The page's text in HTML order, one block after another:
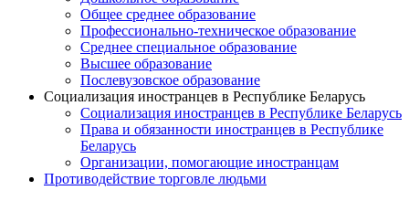
Общее среднее образование
Профессионально-техническое образование
Среднее специальное образование
Высшее образование
Послевузовское образование
Социализация иностранцев в Республике Беларусь
Социализация иностранцев в Республике Беларусь
Права и обязанности иностранцев в Республике
Беларусь
Oрганизации, помогающие иностранцам
Противодействие торговле людьми